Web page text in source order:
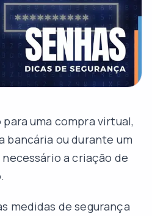
uma compra virtual,
bancária ou durante um
a criação de
medidas de segurança